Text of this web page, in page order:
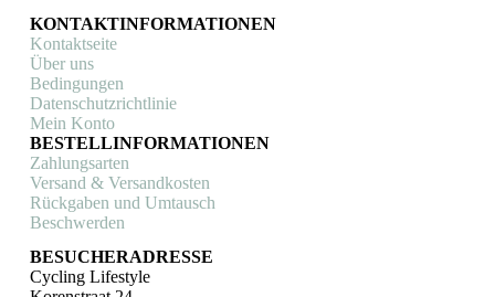
KONTAKTINFORMATIONEN
Kontaktseite
Über uns
Bedingungen
Datenschutzrichtlinie
Mein Konto
BESTELLINFORMATIONEN
Zahlungsarten
Versand & Versandkosten
Rückgaben und Umtausch
Beschwerden
BESUCHERADRESSE
Cycling Lifestyle